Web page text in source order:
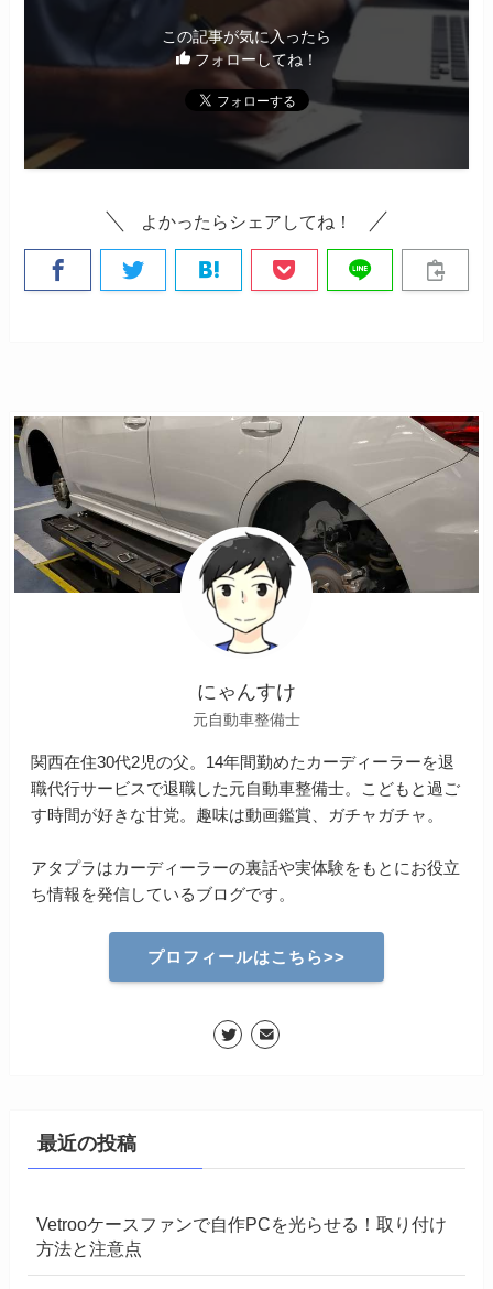
この記事が気に入ったら
フォローしてね！
よかったらシェアしてね！
にゃんすけ
元自動車整備士
関西在住30代2児の父。14年間勤めたカーディーラーを退
職代行サービスで退職した元自動車整備士。こどもと過ご
す時間が好きな甘党。趣味は動画鑑賞、ガチャガチャ。
アタプラはカーディーラーの裏話や実体験をもとにお役立
ち情報を発信しているブログです。
プロフィールはこちら>>
最近の投稿
Vetrooケースファンで自作PCを光らせる！取り付け
方法と注意点